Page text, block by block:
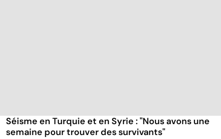
Séisme en Turquie et en Syrie : "Nous avons une
semaine pour trouver des survivants"